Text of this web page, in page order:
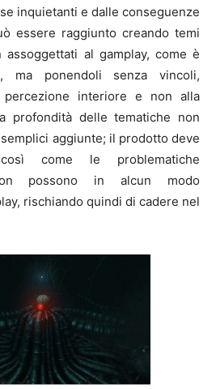
inquietanti e dalle conseguenze
essere raggiunto creando temi
assoggettati al gamplay, come è
ma ponendoli senza vincoli,
percezione interiore e non alla
profondità delle tematiche non
aggiunte; il prodotto deve
come le problematiche
possono in alcun modo
rischiando quindi di cadere nel